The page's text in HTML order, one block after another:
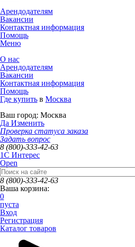
Арендодателям
Вакансии
Контактная информация
Помощь
Меню
О нас
Арендодателям
Вакансии
Контактная информация
Помощь
Где купить в Москва
Ваш город: Москва
Да Изменить
Проверка статуса заказа
Задать вопрос
8 (800)-333-42-63
1C Интерес
Open
8 (800)-333-42-63
Ваша корзина:
0
пуста
Вход
Регистрация
Каталог товаров